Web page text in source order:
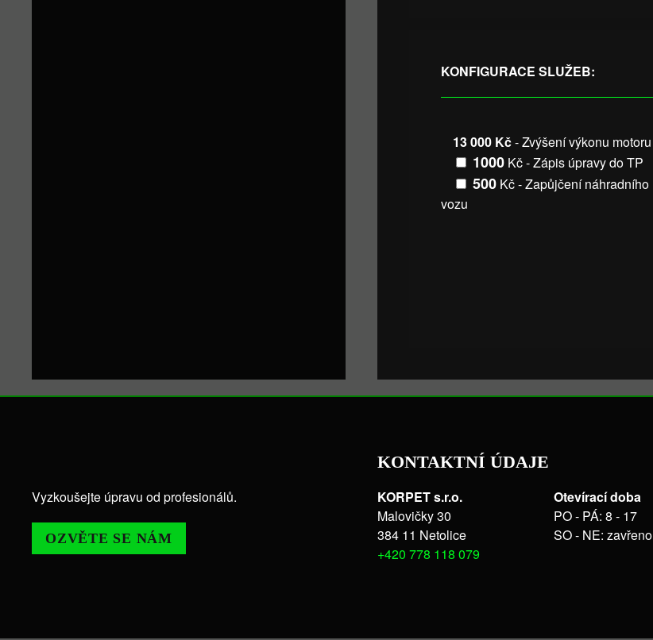
KONFIGURACE SLUŽEB:
13 000 Kč- Zvýšení výkonu motoru
1000Kč - Zápis úpravy do TP
500Kč - Zapůjčení náhradního
vozu
Vyzkoušejte úpravu od profesionálů.
OZVĚTE SE NÁM
KONTAKTNÍ ÚDAJE
KORPET s.r.o.
Malovičky 30
384 11 Netolice
+420 778 118 079
Otevírací doba
PO - PÁ: 8 - 17
SO - NE: zavřeno